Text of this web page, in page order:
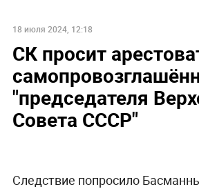
18 июля 2024, 12:18
СК просит
"председателя
Совета СССР"
Следствие попросило